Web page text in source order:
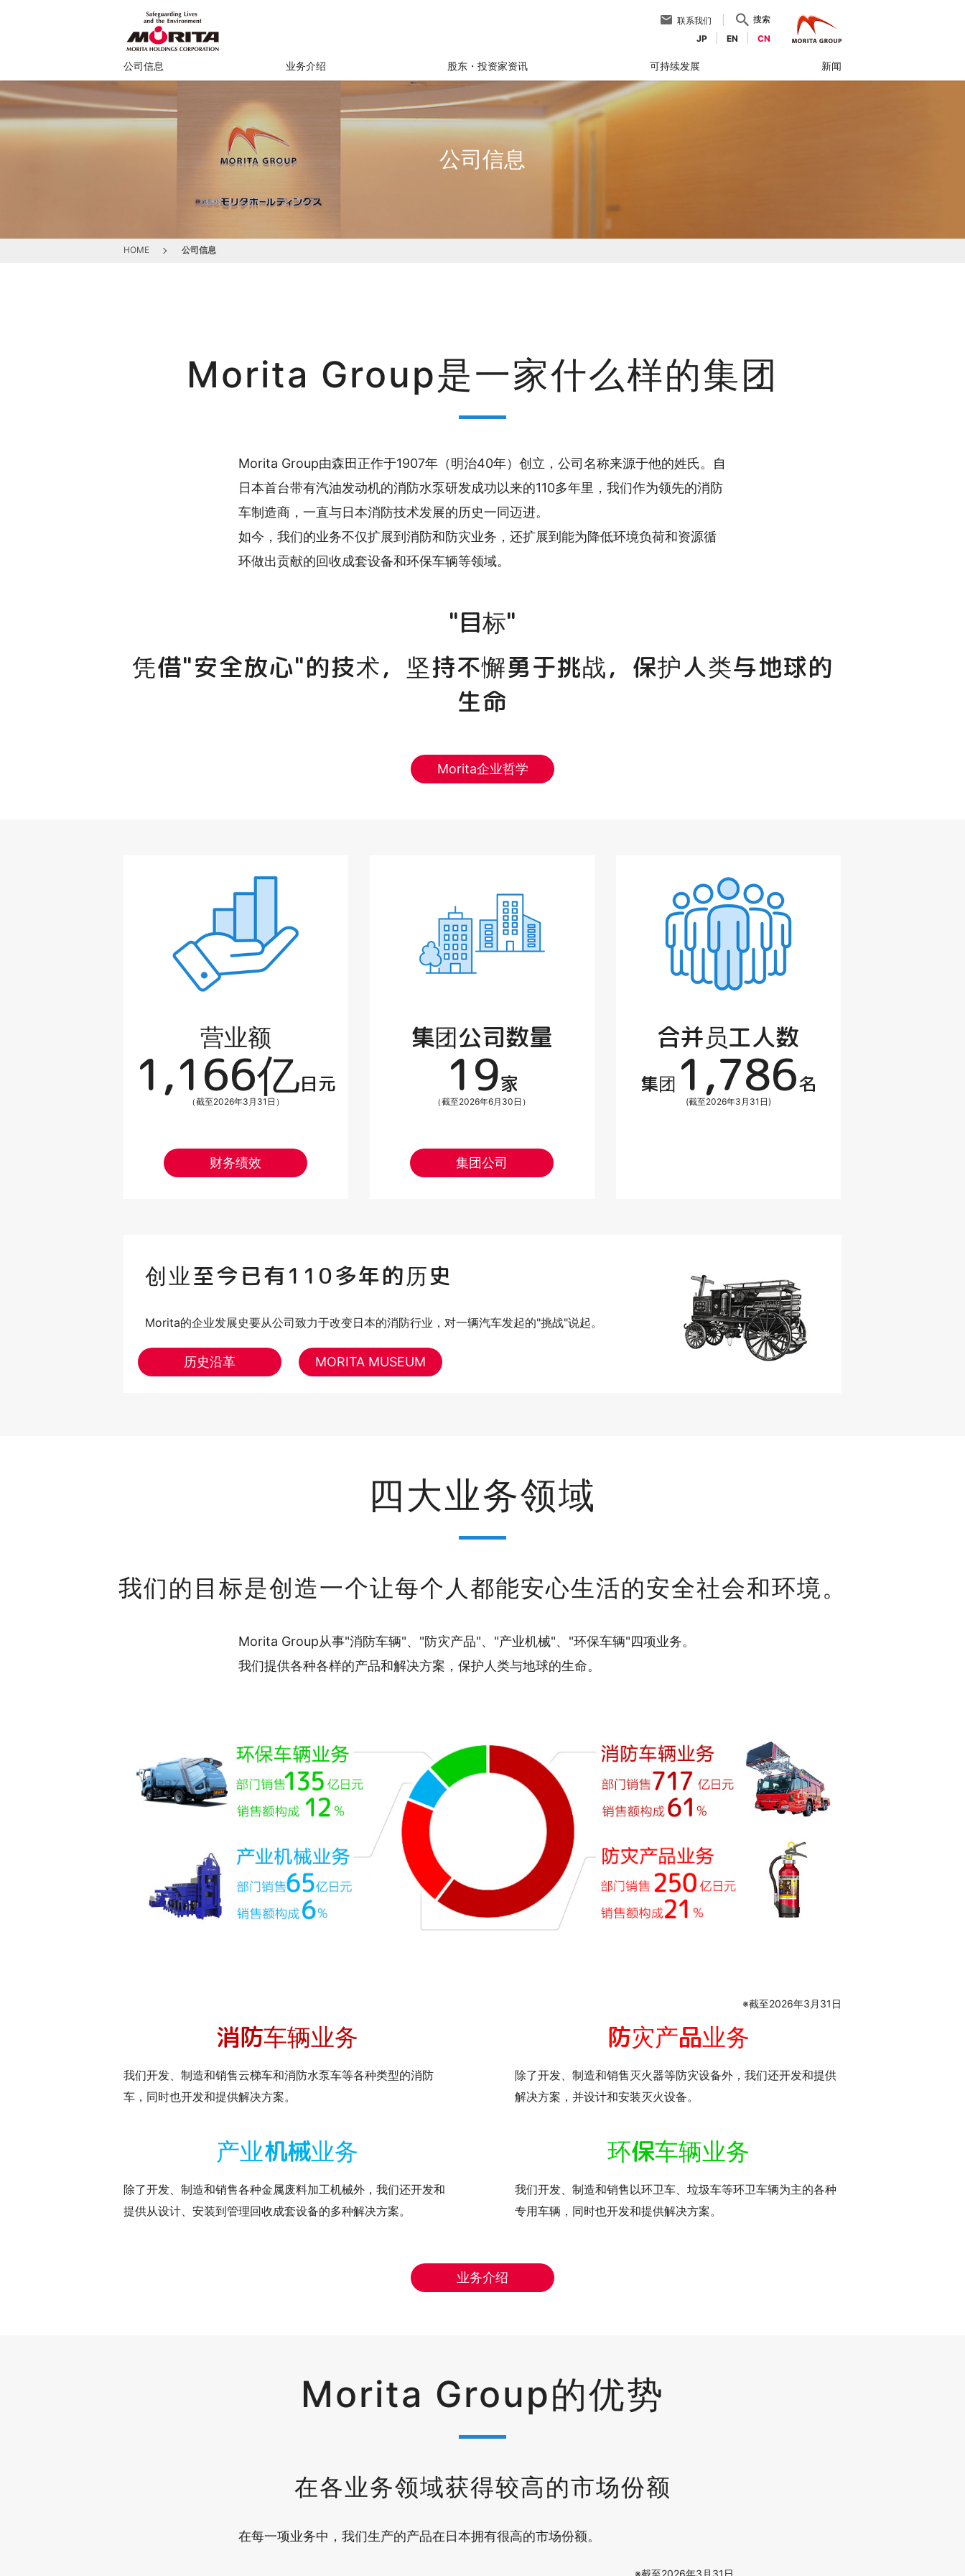
联系我们
搜索
JP
EN CN
公司信息 业务介绍 股东・投资家资讯 可持续发展 新闻
公司信息
HOME 公司信息
Morita Group是一家什么样的集团
Morita Group由森田正作于1907年（明治40年）创立，公司名称来源于他的姓氏。自
日本首台带有汽油发动机的消防水泵研发成功以来的110多年里，我们作为领先的消防
车制造商，一直与日本消防技术发展的历史一同迈进。
如今，我们的业务不仅扩展到消防和防灾业务，还扩展到能为降低环境负荷和资源循
环做出贡献的回收成套设备和环保车辆等领域。
"目标"
凭借"安全放心"的技术，坚持不懈勇于挑战，保护人类与地球的
生命
Morita企业哲学
营业额
1,166亿日元
（截至2026年3月31日）
财务绩效
集团公司数量
19家
（截至2026年6月30日）
集团公司
合并员工人数
集团 1,786名
(截至2026年3月31日)
创业至今已有110多年的历史
Morita的企业发展史要从公司致力于改变日本的消防行业，对一辆汽车发起的"挑战"说起。
历史沿革 MORITA MUSEUM
四大业务领域
我们的目标是创造一个让每个人都能安心生活的安全社会和环境。
Morita Group从事"消防车辆"、"防灾产品"、"产业机械"、"环保车辆"四项业务。
我们提供各种各样的产品和解决方案，保护人类与地球的生命。
※截至2026年3月31日
消防车辆业务
我们开发、制造和销售云梯车和消防水泵车等各种类型的消防
车，同时也开发和提供解决方案。
防灾产品业务
除了开发、制造和销售灭火器等防灾设备外，我们还开发和提供
解决方案，并设计和安装灭火设备。
产业机械业务
除了开发、制造和销售各种金属废料加工机械外，我们还开发和
提供从设计、安装到管理回收成套设备的多种解决方案。
环保车辆业务
我们开发、制造和销售以环卫车、垃圾车等环卫车辆为主的各种
专用车辆，同时也开发和提供解决方案。
业务介绍
Morita Group的优势
在各业务领域获得较高的市场份额
在每一项业务中，我们生产的产品在日本拥有很高的市场份额。
※截至2026年3月31日